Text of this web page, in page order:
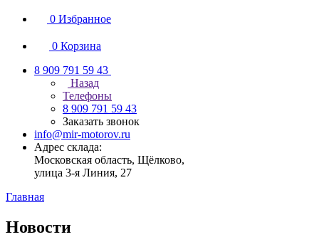
0 Избранное
0 Корзина
8 909 791 59 43
Назад
Телефоны
8 909 791 59 43
Заказать звонок
info@mir-motorov.ru
Адрес склада:
Московская область, Щёлково,
улица 3-я Линия, 27
Главная
Новости